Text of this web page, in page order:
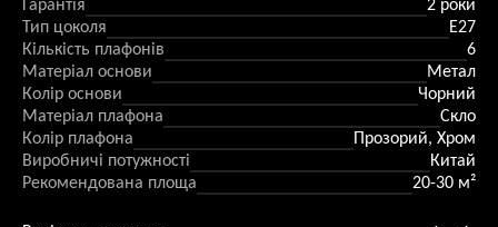
Гарантія
2 роки
Тип цоколя
E27
Кількість плафонів
6
Матеріал основи
Метал
Колір основи
Чорний
Матеріал плафона
Скло
Колір плафона
Прозорий, Хром
Виробничі потужності
Китай
Рекомендована площа
20-30 м²